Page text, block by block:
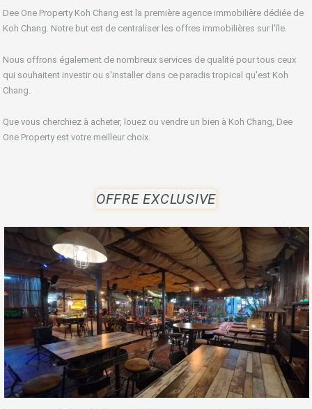
Dee One Property Koh Chang est la première agence immobilière dédiée de
Koh Chang. Notre but est de centraliser les offres immobilières sur l'île.
Nous offrons également de nombreux services de qualité pour tous ceux
qui souhaitent investir ou s'installer dans ce paradis tropical qu'est Koh
Chang.
Que vous cherchiez à acheter, louez ou vendre un bien à Koh Chang, Dee
One Property est votre meilleur choix.
OFFRE EXCLUSIVE